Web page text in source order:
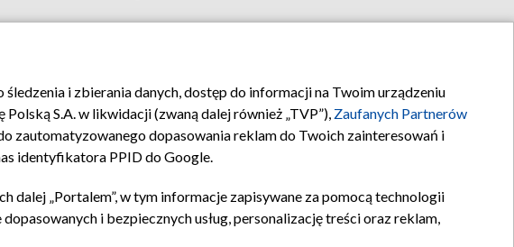
Biuro reklamy Kontakt
i zbierania danych, dostęp do informacji na Twoim urządzeniu
S.A. w likwidacji (zwaną dalej również „TVP”), Zaufanych Partnerów
zautomatyzowanego dopasowania reklam do Twoich zainteresowań i
identyfikatora PPID do Google.
dalej „Portalem”, w tym informacje zapisywane za pomocą technologii
i bezpiecznych usług, personalizację treści oraz reklam,